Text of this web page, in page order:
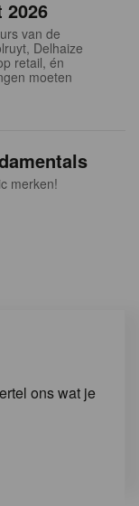
2026
van de
Delhaize
retail, én
moeten
merken!
ons wat je